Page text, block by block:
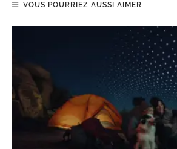
VOUS POURRIEZ AUSSI AIMER